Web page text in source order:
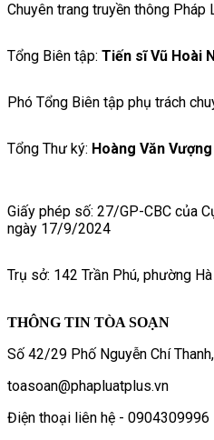
Chuyên trang truyền thông Pháp
Tổng Biên tập: Tiến sĩ Vũ Hoài
Phó Tổng Biên tập phụ trách
Tổng Thư ký: Hoàng Văn Vượng
Giấy phép số: 27/GP-CBC của
ngày 17/9/2024
Trụ sở: 142 Trần Phú, phường
THÔNG TIN TÒA SOẠN
Số 42/29 Phố Nguyễn Chí
toasoan@phapluatplus.vn
Điện thoại liên hệ - 0904309996